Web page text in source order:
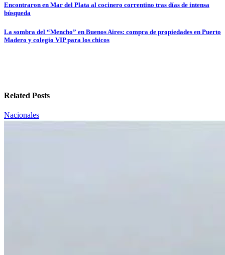
Navegación
de
entradas
Encontraron en Mar del Plata al cocinero correntino tras días de intensa
búsqueda
La sombra del “Mencho” en Buenos Aires: compra de propiedades en Puerto
Madero y colegio VIP para los chicos
Related Posts
Nacionales